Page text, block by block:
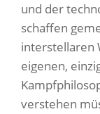
und der
schaffen
interstellaren
eigenen,
verstehen